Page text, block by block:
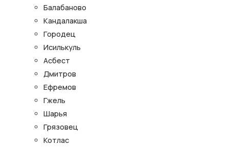
Балабаново
Кандалакша
Городец
Исилькуль
Асбест
Дмитров
Ефремов
Гжель
Шарья
Грязовец
Котлас